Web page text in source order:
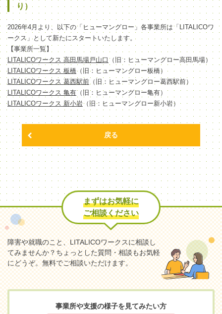
り）
2026年4月より、以下の「ヒューマングロー」各事業所は「LITALICOワ
ークス」として新たにスタートいたします。
【事業所一覧】
LITALICOワークス 高田馬場戸山口 （旧：ヒューマングロー高田馬場）
LITALICOワークス 板橋（旧：ヒューマングロー板橋）
LITALICOワークス 葛西駅前 （旧：ヒューマングロー葛西駅前）
LITALICOワークス 亀有（旧：ヒューマングロー亀有）
LITALICOワークス 新小岩（旧：ヒューマングロー新小岩）
戻る
まずはお気軽に
ご相談ください
障害や就職のこと、LITALICOワークスに相談し
てみませんか？ちょっとした質問・相談もお気軽
にどうぞ。無料でご相談いただけます。
事業所や支援の様子を見てみたい方